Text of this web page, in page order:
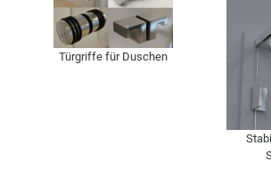
Türgriffe für Duschen